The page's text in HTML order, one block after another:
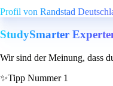
Profil von Randstad
StudySmarter
Wir sind der Meinung, dass
✨Tipp Nummer 1